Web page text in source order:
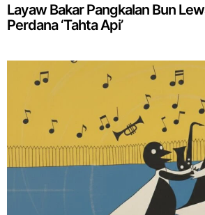
Layaw Bakar Pangkalan Bun
Perdana ‘Tahta Api’